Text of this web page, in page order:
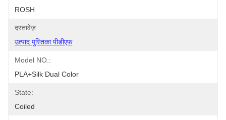
ROSH
दस्तावेज़:
उत्पाद पुस्तिका पीडीएफ
Model NO.:
PLA+silk Dual Color
State:
Coiled